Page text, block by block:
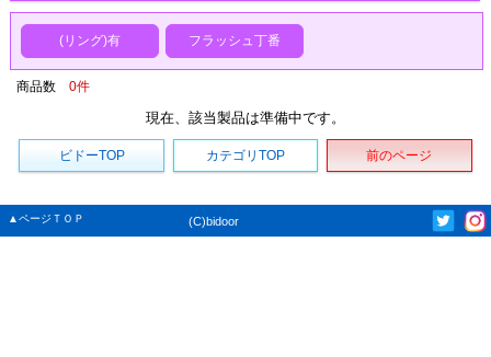
(リング)有 フラッシュ丁番
商品数 0件
現在、該当製品は準備中です。
ビドーTOP カテゴリTOP 前のページ
▲ページＴＯＰ (C)bidoor